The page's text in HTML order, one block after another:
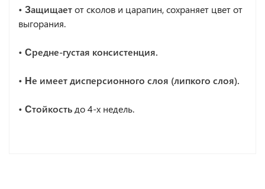
• Защищаетот сколов и царапин, сохраняет цвет от
выгорания.
• Средне-густая консистенция.
• Не имеет дисперсионного слоя (липкого слоя).
• Стойкость до 4-х недель.